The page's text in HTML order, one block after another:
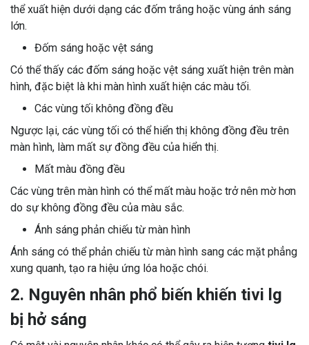
thể xuất hiện dưới dạng các đốm trắng hoặc vùng ánh sáng
lớn.
Đốm sáng hoặc vệt sáng
Có thể thấy các đốm sáng hoặc vệt sáng xuất hiện trên màn
hình, đặc biệt là khi màn hình xuất hiện các màu tối.
Các vùng tối không đồng đều
Ngược lại, các vùng tối có thể hiển thị không đồng đều trên
màn hình, làm mất sự đồng đều của hiển thị.
Mất màu đồng đều
Các vùng trên màn hình có thể mất màu hoặc trở nên mờ hơn
do sự không đồng đều của màu sắc.
Ánh sáng phản chiếu từ màn hình
Ánh sáng có thể phản chiếu từ màn hình sang các mặt phẳng
xung quanh, tạo ra hiệu ứng lóa hoặc chói.
2. Nguyên nhân phổ biến khiến tivi lg
bị hở sáng